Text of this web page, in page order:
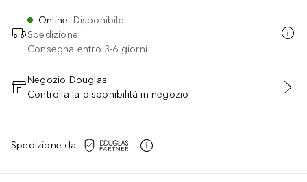
Online: Disponibile
Spedizione
Consegna entro 3-6 giorni
AGGIUNGI AL CARRELLO
Negozio Douglas
Controlla la disponibilità in negozio
Spedizione da